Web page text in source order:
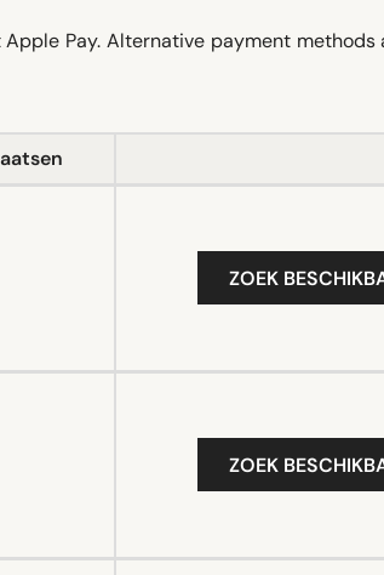
Pay. Alternative payment methods
ZOEK
ZOEK